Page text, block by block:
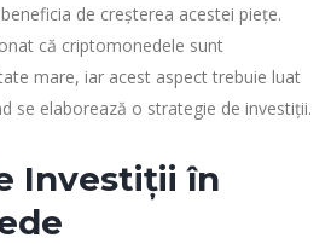
de creșterea acestei piețe.
că criptomonedele sunt
mare, iar acest aspect trebuie luat
se elaborează o strategie de investiții.
Investiții în